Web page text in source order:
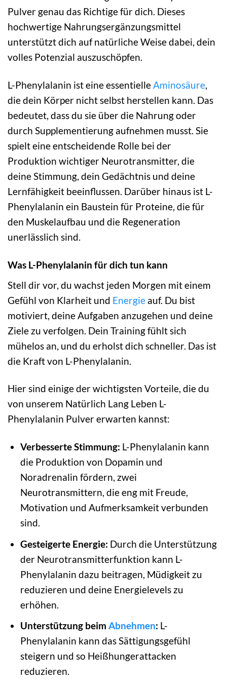
Pulver genau das Richtige für dich. Dieses
hochwertige Nahrungsergänzungsmittel
unterstützt dich auf natürliche Weise dabei, dein
volles Potenzial auszuschöpfen.
L-Phenylalanin ist eine essentielleAminosäure,
die dein Körper nicht selbst herstellen kann. Das
bedeutet, dass du sie über die Nahrung oder
durch Supplementierung aufnehmen musst. Sie
spielt eine entscheidende Rolle bei der
Produktion wichtiger Neurotransmitter, die
deine Stimmung, dein Gedächtnis und deine
Lernfähigkeit beeinflussen. Darüber hinaus ist L-
Phenylalanin ein Baustein für Proteine, die für
den Muskelaufbau und die Regeneration
unerlässlich sind.
Was L-Phenylalanin für dich tun kann
Stell dir vor, du wachst jeden Morgen mit einem
Gefühl von Klarheit und Energie auf. Du bist
motiviert, deine Aufgaben anzugehen und deine
Ziele zu verfolgen. Dein Training fühlt sich
mühelos an, und du erholst dich schneller. Das ist
die Kraft von L-Phenylalanin.
Hier sind einige der wichtigsten Vorteile, die du
von unserem Natürlich Lang Leben L-
Phenylalanin Pulver erwarten kannst:
Verbesserte Stimmung: L-Phenylalanin kann
die Produktion von Dopamin und
Noradrenalin fördern, zwei
Neurotransmittern, die eng mit Freude,
Motivation und Aufmerksamkeit verbunden
sind.
Gesteigerte Energie: Durch die Unterstützung
der Neurotransmitterfunktion kann L-
Phenylalanin dazu beitragen, Müdigkeit zu
reduzieren und deine Energielevels zu
erhöhen.
Unterstützung beim Abnehmen: L-
Phenylalanin kann das Sättigungsgefühl
steigern und so Heißhungerattacken
reduzieren.